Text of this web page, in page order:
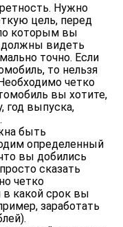
Нужно
цель, перед
которым вы
должны видеть
точно. Если
то нельзя
четко
вы хотите,
год выпуска,
быть
определенный
вы добились
сказать
четко
в какой срок вы
заработать